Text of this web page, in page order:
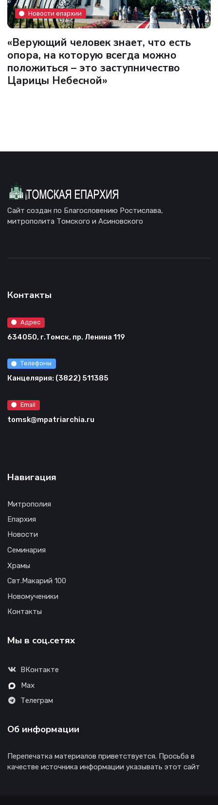
Новости епархии
«Верующий человек знает, что есть
опора, на которую всегда можно
положиться – это заступничество
Царицы Небесной»
Сайт создан по Благословению Ростислава,
митрополита Томского и Асиновского
Контакты
Адрес
634050, г.Томск, пр. Ленина 119
Телефоны
Канцелярия: (3822) 511385
Email
tomsk@mpatriarchia.ru
Навигация
Митрополия
Епархия
Новости
Семинария
Храмы
Свт.Макарий 100
Новомученики
Контакты
Мы в соц.сетях
ВКонтакте
Max
Телеграм
Об информации
Перепечатка материалов приветствуется. Просьба в
качестве источника информации указывать этот сайт